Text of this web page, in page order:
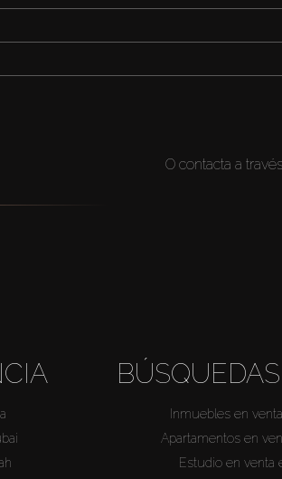
O contacta a
Inmuebles en
Apartamentos en
Estudio en venta